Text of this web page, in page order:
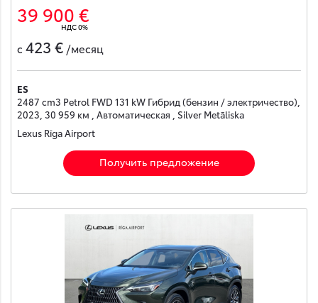
39 900 €
НДС 0%
с 423 € /месяц
ES
2487 cm3 Petrol FWD 131 kW Гибрид (бензин / электричество),
2023, 30 959 км , Автоматическая , Silver Metāliska
Lexus Rīga Airport
Получить предложение